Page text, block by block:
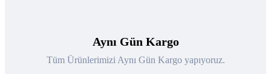
Aynı Gün Kargo
Tüm Ürünlerimizi Aynı Gün Kargo yapıyoruz.